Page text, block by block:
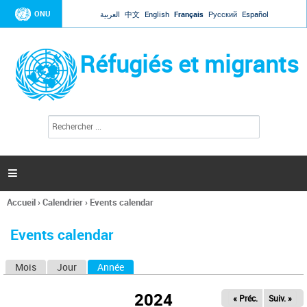
Jump to navigation
ONU العربية 中文 English Français Русский Español
Réfugiés et migrants
l
c
h
e

Vous
ici
Accueil›Calendrier› Events calendar
Events calendar
Mois Jour Année
2024 « Préc. Suiv. »